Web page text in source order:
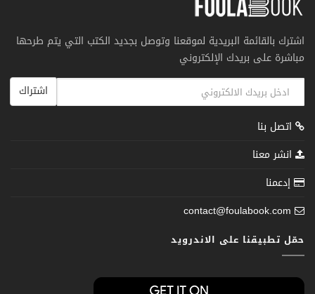
اشترك بالقائمة البريدية لموقعنا وتوصل بجديد الكتب التي يتم طرحها
مباشرة على بريدك الإلكتروني
اشتراك
اتصل بنا
انشر معنا
إدعمنا
contact@foulabook.com
حمّل تطبيقنا على الاندرويد